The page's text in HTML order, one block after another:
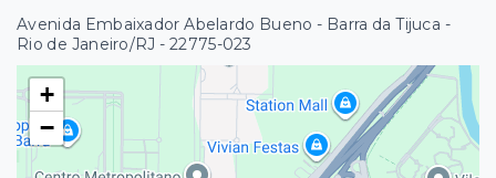
Avenida Embaixador Abelardo Bueno - Barra da Tijuca -
Rio de Janeiro/RJ - 22775-023
+
−